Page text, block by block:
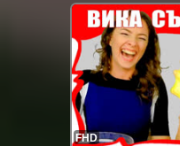
FHD